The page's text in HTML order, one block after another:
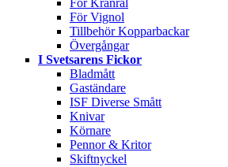
För Kranräl
För Vignol
Tillbehör Kopparbackar
Övergångar
I Svetsarens Fickor
Bladmått
Gaständare
ISF Diverse Smått
Knivar
Körnare
Pennor & Kritor
Skiftnyckel